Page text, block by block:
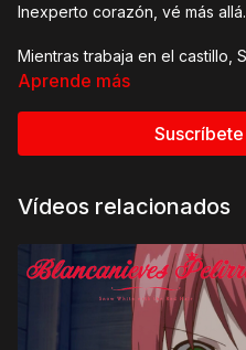
Inexperto corazón, vé más allá.
Mientras trabaja en el castillo,
chica llamada Kiharu y su
Aprende más
Vídeos relacionados